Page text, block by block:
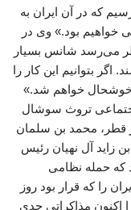
که در آن ایران به
خواهیم بود.» وی در
می‌رسد شانس بسیار
اگر بتوانیم این کار را
خوشحال خواهم شد.»
تروث سوشال
قطر، محمد بن سلمان
زاید آل نهیان رئیس
که حمله نظامی
را که قرار بود روز
اکنون مذاکراتی جدی